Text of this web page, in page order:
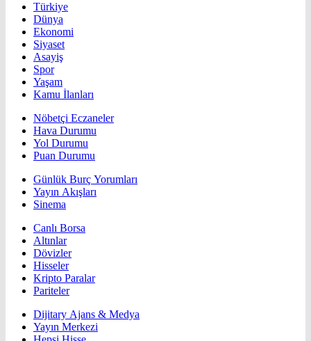
Türkiye
Dünya
Ekonomi
Siyaset
Asayiş
Spor
Yaşam
Kamu İlanları
Nöbetçi Eczaneler
Hava Durumu
Yol Durumu
Puan Durumu
Günlük Burç Yorumları
Yayın Akışları
Sinema
Canlı Borsa
Altınlar
Dövizler
Hisseler
Kripto Paralar
Pariteler
Dijitary Ajans & Medya
Yayın Merkezi